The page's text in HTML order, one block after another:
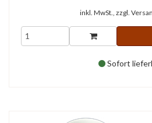
inkl. MwSt., zzgl.
Sofort